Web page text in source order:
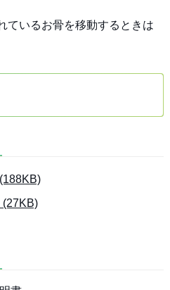
ているお骨を移動するときは